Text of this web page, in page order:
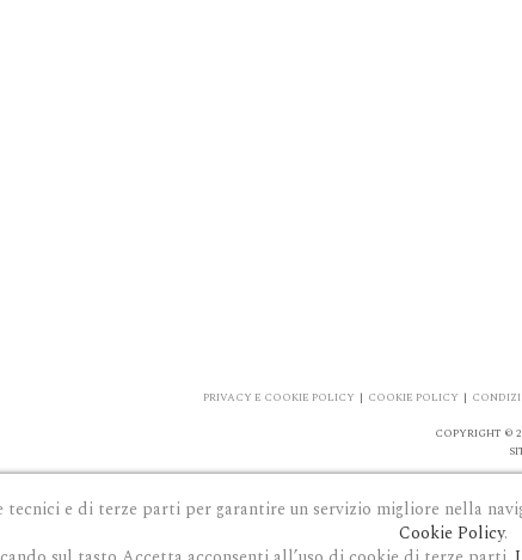
PRIVACY E COOKIE POLICY | COOKIE POLICY |
COPYRIGHT ©
e di terze parti per garantire un servizio migliore nella
Cookie Policy.